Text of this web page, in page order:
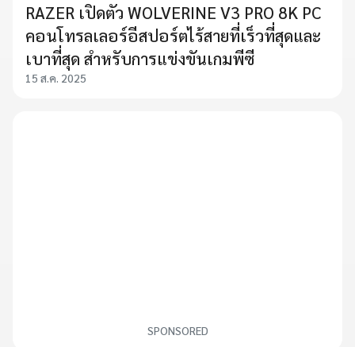
RAZER เปิดตัว WOLVERINE V3 PRO 8K PC
คอนโทรลเลอร์อีสปอร์ตไร้สายที่เร็วที่สุดและ
เบาที่สุด สำหรับการแข่งขันเกมพีซี
15 ส.ค. 2025
SPONSORED